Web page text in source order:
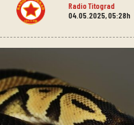
Radio Titograd
04.05.2025, 05:28h